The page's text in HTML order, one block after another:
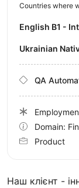
Наш клієнт -
Countries where
English B1 -
Ukrainian
QA
Domain:
Product